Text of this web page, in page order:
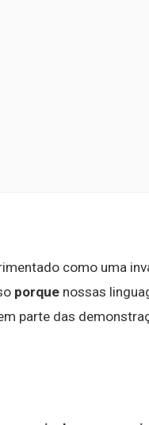
como uma
porque nossas
parte das